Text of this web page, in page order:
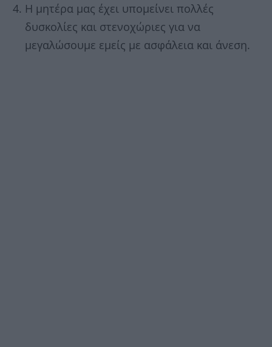
Η μητέρα μας έχει υπομείνει πολλές
δυσκολίες και στενοχώριες για να
μεγαλώσουμε εμείς με ασφάλεια και άνεση.